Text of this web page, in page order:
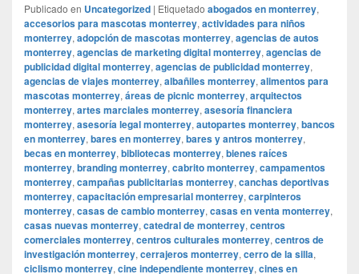
Publicado en Uncategorized | Etiquetado abogados en monterrey,
accesorios para mascotas monterrey, actividades para niños
monterrey, adopción de mascotas monterrey, agencias de autos
monterrey, agencias de marketing digital monterrey, agencias de
publicidad digital monterrey, agencias de publicidad monterrey,
agencias de viajes monterrey, albañiles monterrey, alimentos para
mascotas monterrey, áreas de picnic monterrey, arquitectos
monterrey, artes marciales monterrey, asesoría financiera
monterrey, asesoría legal monterrey, autopartes monterrey, bancos
en monterrey, bares en monterrey, bares y antros monterrey,
becas en monterrey, bibliotecas monterrey, bienes raíces
monterrey, branding monterrey, cabrito monterrey, campamentos
monterrey, campañas publicitarias monterrey, canchas deportivas
monterrey, capacitación empresarial monterrey, carpinteros
monterrey, casas de cambio monterrey, casas en venta monterrey,
casas nuevas monterrey, catedral de monterrey, centros
comerciales monterrey, centros culturales monterrey, centros de
investigación monterrey, cerrajeros monterrey, cerro de la silla,
ciclismo monterrey, cine independiente monterrey, cines en